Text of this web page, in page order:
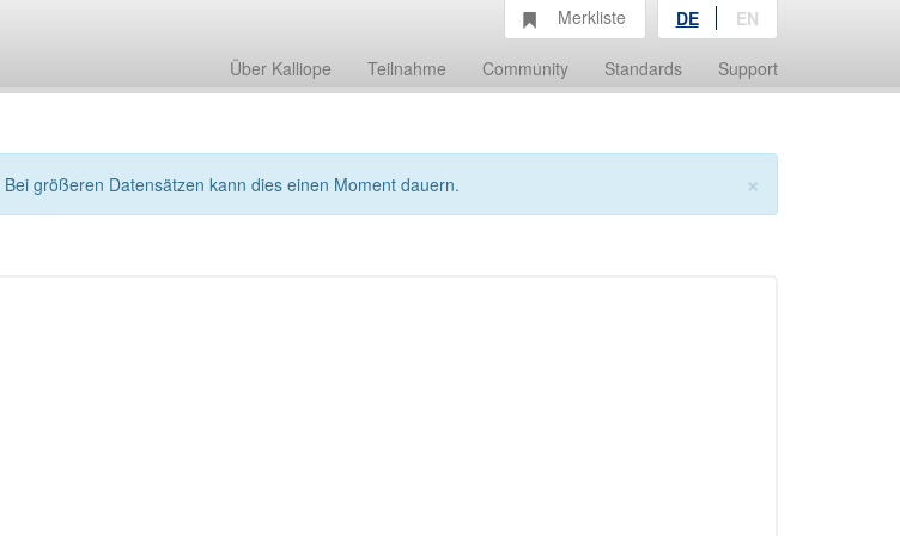
Über Kalliope Teilnahme Community Standards Support
Merkliste DE EN
×
Bei größeren Datensätzen kann dies einen Moment dauern.